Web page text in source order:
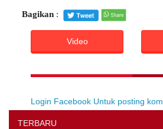
Bagikan :
Video
Login Facebook Untuk posting
TERBARU